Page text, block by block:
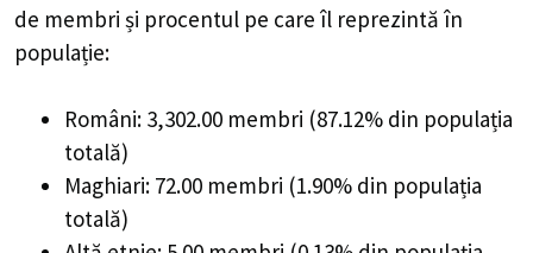
de membri și procentul pe care îl reprezintă în
populație:
Români: 3,302.00 membri (87.12% din populația
totală)
Maghiari: 72.00 membri (1.90% din populația
totală)